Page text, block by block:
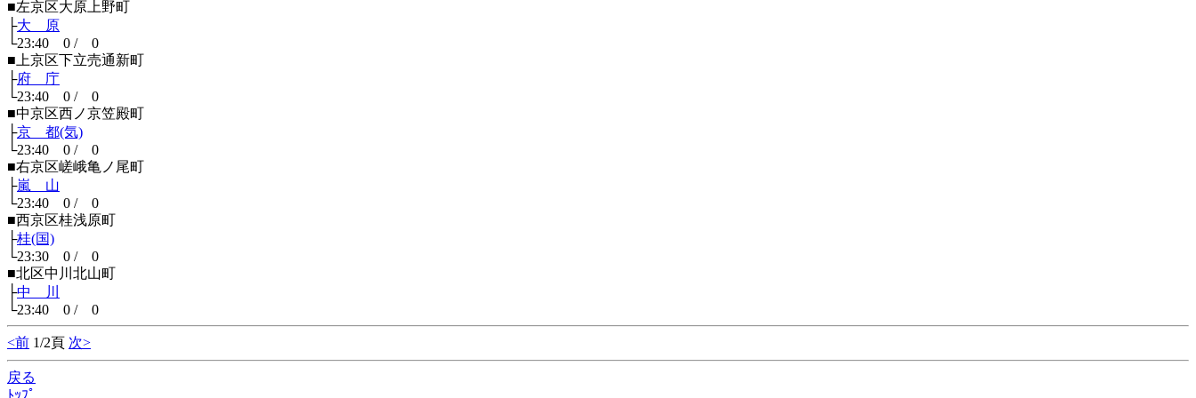
■左京区大原上野町
├大 原
└23:40 0 / 0
■上京区下立売通新町
├府 庁
└23:40 0 / 0
■中京区西ノ京笠殿町
├京 都(気)
└23:40 0 / 0
■右京区嵯峨亀ノ尾町
├嵐 山
└23:40 0 / 0
■西京区桂浅原町
├桂(国)
└23:30 0 / 0
■北区中川北山町
├中 川
└23:40 0 / 0
<前 1/2頁 次>
戻る
ﾄｯﾌﾟ